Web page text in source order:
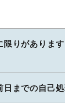
りがありま
までの自己